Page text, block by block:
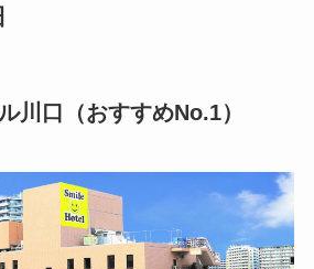
川口（おすすめNo.1）